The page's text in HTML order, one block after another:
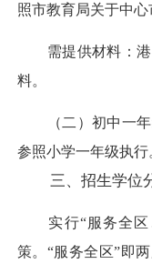
照市教育局关于中心
需提供材料：港
料。
（二）初中一年
参照小学一年级执行
三、招生学位
实行“服务全区
策。“服务全区”即